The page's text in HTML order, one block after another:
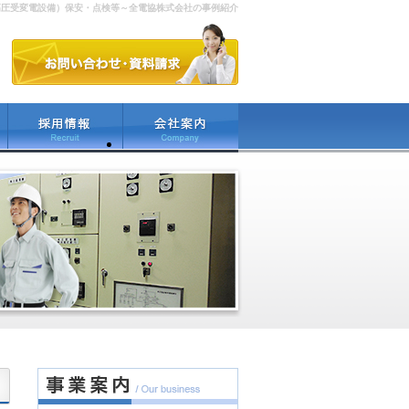
受変電設備）保安・点検等～全電協株式会社の事例紹介